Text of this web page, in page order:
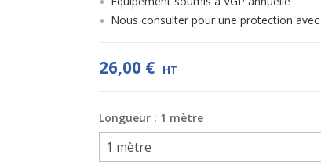
Nous consulter pour une protection avec
26,00 € HT
Longueur : 1 mètre